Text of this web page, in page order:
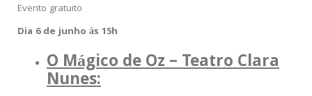
Evento gratuito
Dia 6 de junho às 15h
O Mágico de Oz – Teatro Clara
Nunes: